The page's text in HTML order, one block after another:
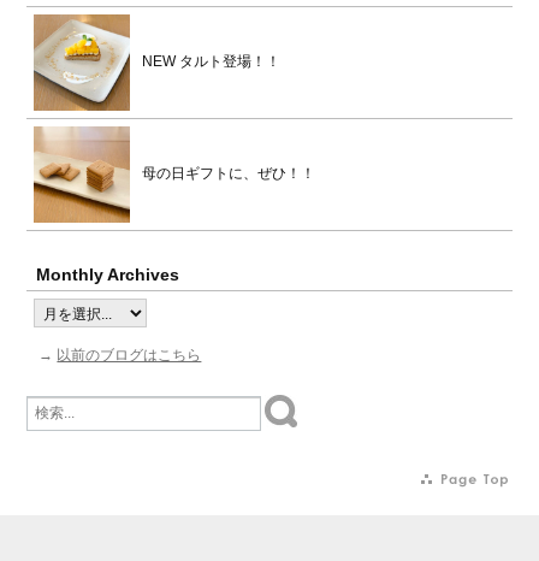
NEW タルト登場！！
母の日ギフトに、ぜひ！！
Monthly Archives
→ 以前のブログはこちら